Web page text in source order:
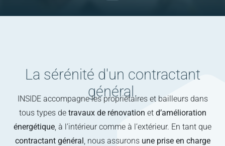
La sérénité d'un contractant
général.
INSIDE accompagne les propriétaires et bailleurs dans
tous types de travaux de rénovation et d’amélioration
énergétique , à l’intérieur comme à l’extérieur. En tant que
contractant général , nous assurons une prise en charge